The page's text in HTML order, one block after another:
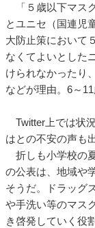
「５歳以下マス
とユニセ（国連児
大防止策において
なくてよいとした
けられなかったり
などが理由。6～
Twitter上では状
はとの不安の声も
折しも小学校の
の公表は、地域や
そうだ。ドラッグ
や手洗い等のマス
き啓発していく役